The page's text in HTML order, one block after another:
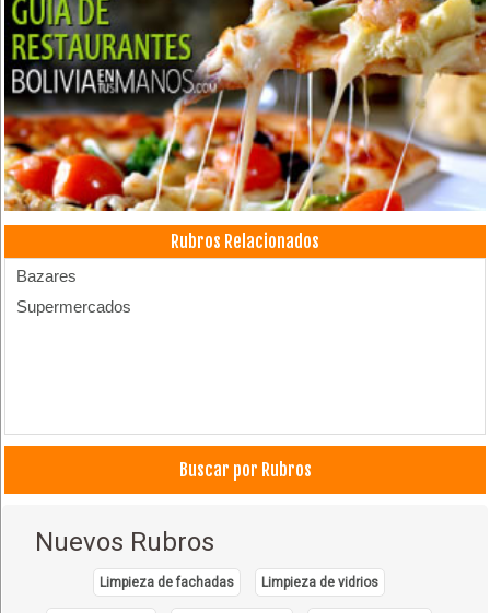
Rubros Relacionados
Bazares
Supermercados
Buscar por Rubros
Nuevos Rubros
Limpieza de fachadas Limpieza de vidrios